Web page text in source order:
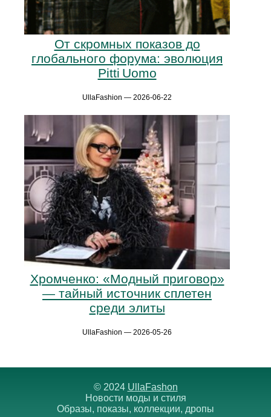
От скромных показов до
глобального форума: эволюция
Pitti Uomo
UllaFashion — 2026-06-22
Хромченко: «Модный приговор»
— тайный источник сплетен
среди элиты
UllaFashion — 2026-05-26
© 2024 UllaFashon
Новости моды и стиля
Образы, показы, коллекции, дропы